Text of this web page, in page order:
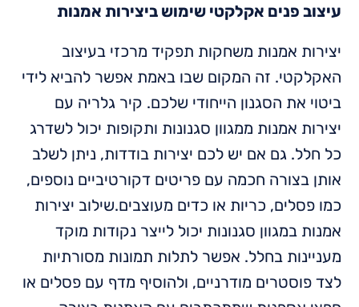
עיצוב פנים אקלקטישימוש ביצירות אמנות
יצירות אמנות משחקות תפקיד מרכזי בעיצוב
האקלקטי. זה המקום שבו באמת אפשר להביא לידי
ביטוי את הסגנון הייחודי שלכם. קיר גלריה עם
יצירות אמנות ממגוון סגנונות ותקופות יכול לשדרג
כל חלל. גם אם יש לכם יצירות בודדות, ניתן לשלב
אותן בצורה חכמה עם פריטים דקורטיביים נוספים,
כמו פסלים, כריות או כדים מעוצבים.שילוב יצירות
אמנות במגוון סגנונות יכול לייצר נקודות מוקד
מעניינות בחלל. אפשר לתלות תמונות מסורתיות
לצד פוסטרים מודרניים, ולהוסיף מדף עם פסלים או